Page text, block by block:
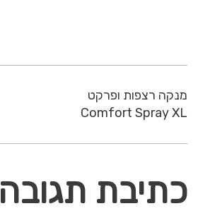
מנקה רצפות ופרקט
Comfort Spray XL
כתיבת תגובה